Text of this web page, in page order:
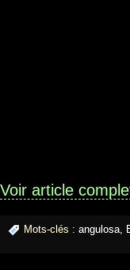
Voir article
Mots-clés : angulosa